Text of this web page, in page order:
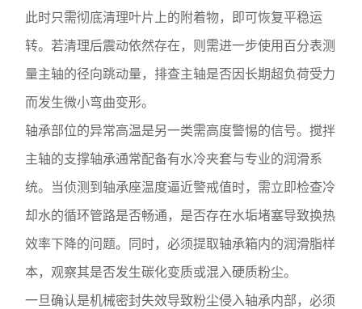
此时只需彻底清理叶片上的附着物，即可恢复平稳运
转。若清理后震动依然存在，则需进一步使用百分表测
量主轴的径向跳动量，排查主轴是否因长期超负荷受力
而发生微小弯曲变形。
轴承部位的异常高温是另一类需高度警惕的信号。搅拌
主轴的支撑轴承通常配备有水冷夹套与专业的润滑系
统。当侦测到轴承座温度逼近警戒值时，需立即检查冷
却水的循环管路是否畅通，是否存在水垢堵塞导致换热
效率下降的问题。同时，必须提取轴承箱内的润滑脂样
本，观察其是否发生碳化变质或混入硬质粉尘。
一旦确认是机械密封失效导致粉尘侵入轴承内部，必须